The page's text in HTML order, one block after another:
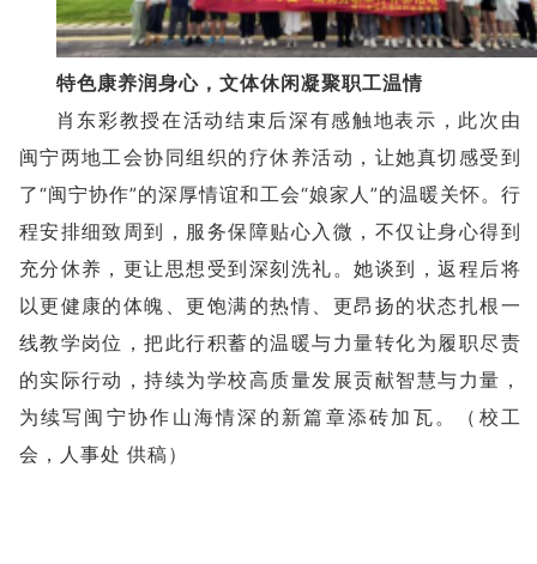
特色康养润身心，文体休闲凝聚职工温情
肖东彩教授在活动结束后深有感触地表示，此次由
闽宁两地工会协同组织的疗休养活动，让她真切感受到
了“闽宁协作”的深厚情谊和工会“娘家人”的温暖关怀。行
程安排细致周到，服务保障贴心入微，不仅让身心得到
充分休养，更让思想受到深刻洗礼。她谈到，返程后将
以更健康的体魄、更饱满的热情、更昂扬的状态扎根一
线教学岗位，把此行积蓄的温暖与力量转化为履职尽责
的实际行动，持续为学校高质量发展贡献智慧与力量，
为续写闽宁协作山海情深的新篇章添砖加瓦。（校工
会，人事处 供稿）